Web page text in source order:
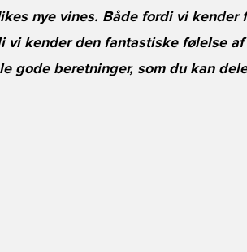
nye vines. Både fordi vi kender
vi kender den fantastiske følelse
gode beretninger, som du kan